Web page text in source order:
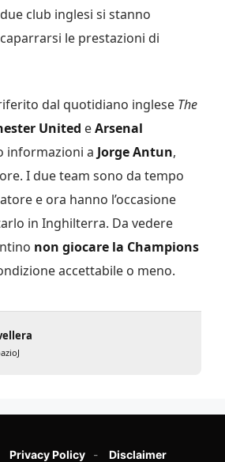
club inglesi si stanno
le prestazioni di
dal quotidiano inglese The
United eArsenal
informazioni a Jorge Antun,
I due team sono da tempo
e ora hanno l’occasione
in Inghilterra. Da vedere
non giocare la Champions
accettabile o meno.
Privacy Policy Disclaimer